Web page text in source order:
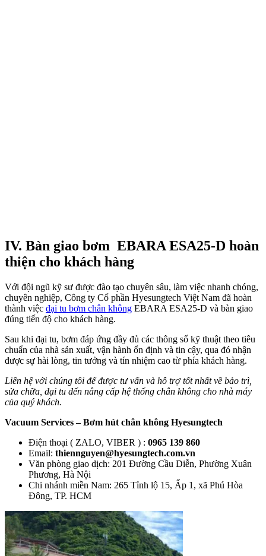
IV. Bàn giao bơm EBARA ESA25-D hoàn
thiện cho khách hàng
Với đội ngũ kỹ sư được đào tạo chuyên sâu, làm việc nhanh chóng,
chuyên nghiệp, Công ty Cổ phần Hyesungtech Việt Nam đã hoàn
thành việc đại tu bơm chân không EBARA ESA25-D và bàn giao
đúng tiến độ cho khách hàng.
Sau khi đại tu, bơm đáp ứng đầy đủ các thông số kỹ thuật theo tiêu
chuẩn của nhà sản xuất, vận hành ổn định và tin cậy, qua đó nhận
được sự hài lòng, tin tưởng và tín nhiệm cao từ phía khách hàng.
Liên hệ với chúng tôi để được tư vấn và hỗ trợ tốt nhất về bảo trì,
sửa chữa, đại tu đến nâng cấp hệ thống chân không cho nhà máy
của quý khách.
Vacuum Services – Bơm hút chân không Hyesungtech
Điện thoại ( ZALO, VIBER ) : 0965 139 860
Email: thiennguyen@hyesungtech.com.vn
Văn phòng giao dịch: 201 Đường Cầu Diễn, Phường Xuân
Phương, Hà Nội
Chi nhánh miền Nam: 265 Tỉnh lộ 15, Ấp 1, xã Phú Hòa
Đông, TP. HCM